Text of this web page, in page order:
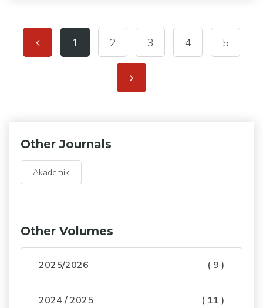
1 2 3 4 5
Other Journals
Akademik
Other Volumes
2025/2026 ( 9 )
2024 / 2025 ( 11 )